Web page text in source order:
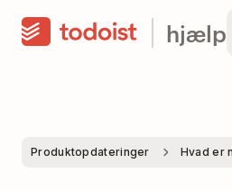
hjælp
Produktopdateringer Hvad er